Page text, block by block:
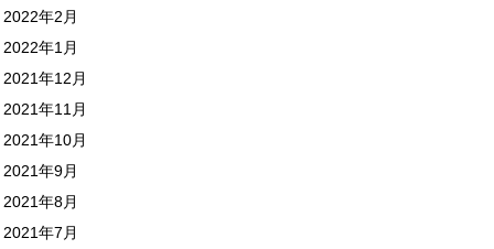
2022年2月
2022年1月
2021年12月
2021年11月
2021年10月
2021年9月
2021年8月
2021年7月